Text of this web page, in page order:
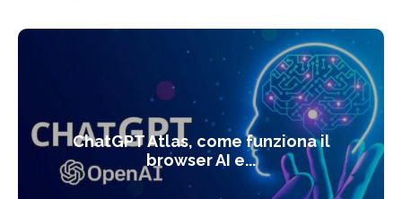
ChatGPT Atlas, come funziona il
browser AI e...